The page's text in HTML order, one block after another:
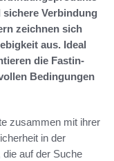
Verbindung
zeichnen sich
aus. Ideal
die Fastin-
Bedingungen
zusammen mit ihrer
in der
auf der Suche